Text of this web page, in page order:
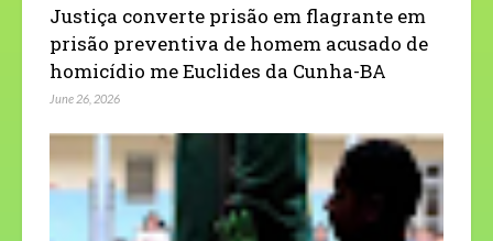
Justiça converte prisão em flagrante em
prisão preventiva de homem acusado de
homicídio me Euclides da Cunha-BA
June 26, 2026